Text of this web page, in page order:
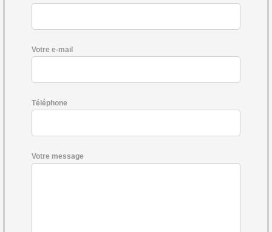
Votre e-mail
Téléphone
Votre message